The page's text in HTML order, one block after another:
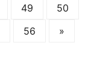
49
50
56 »